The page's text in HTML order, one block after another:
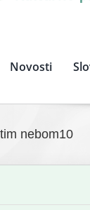
Novosti
nebom10